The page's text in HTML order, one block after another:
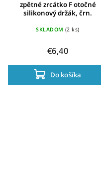
zpětné zrcátko F otočné
silikonový držák, črn.
SKLADOM (2 ks)
€6,40
Do košíka